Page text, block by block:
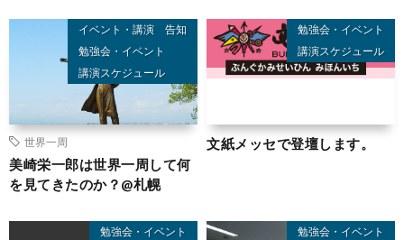
イベント・講演 告知
勉強会・イベント
講演スケジュール
世界一周
美崎栄一郎は世界一周して何
を見てきたのか？@札幌
勉強会・イベント
講演スケジュール
文紙メッセで登壇します。
勉強会・イベント
勉強会・イベント